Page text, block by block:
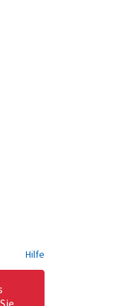
Hilfe